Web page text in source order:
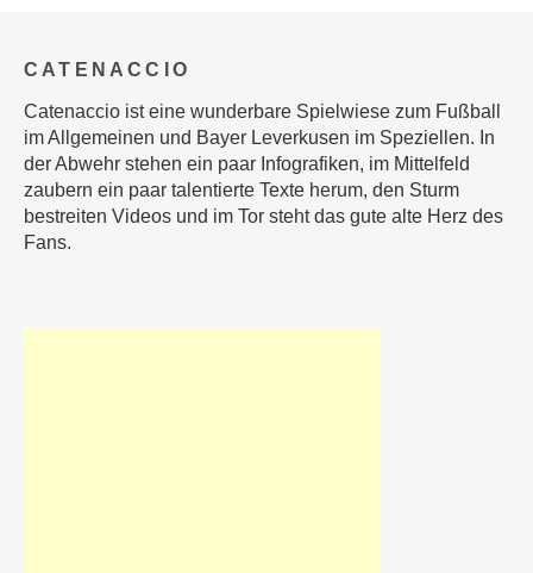
CATENACCIO
Catenaccio ist eine wunderbare Spielwiese zum Fußball
im Allgemeinen und Bayer Leverkusen im Speziellen. In
der Abwehr stehen ein paar Infografiken, im Mittelfeld
zaubern ein paar talentierte Texte herum, den Sturm
bestreiten Videos und im Tor steht das gute alte Herz des
Fans.